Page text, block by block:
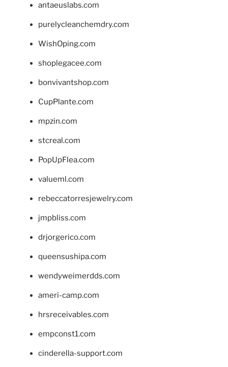
antaeuslabs.com
purelycleanchemdry.com
WishOping.com
shoplegacee.com
bonvivantshop.com
CupPlante.com
mpzin.com
stcreal.com
PopUpFlea.com
valueml.com
rebeccatorresjewelry.com
jmpbliss.com
drjorgerico.com
queensushipa.com
wendyweimerdds.com
ameri-camp.com
hrsreceivables.com
empconst1.com
cinderella-support.com